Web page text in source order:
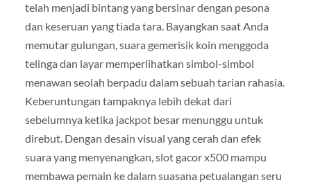
telah menjadi bintang yang bersinar dengan pesona
dan keseruan yang tiada tara. Bayangkan saat Anda
memutar gulungan, suara gemerisik koin menggoda
telinga dan layar memperlihatkan simbol-simbol
menawan seolah berpadu dalam sebuah tarian rahasia.
Keberuntungan tampaknya lebih dekat dari
sebelumnya ketika jackpot besar menunggu untuk
direbut. Dengan desain visual yang cerah dan efek
suara yang menyenangkan, slot gacor x500 mampu
membawa pemain ke dalam suasana petualangan seru